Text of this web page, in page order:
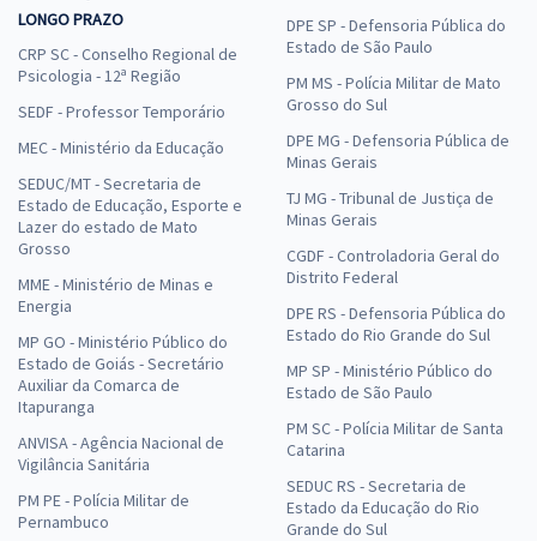
LONGO PRAZO
CRP SC - Conselho Regional de
Psicologia - 12ª Região
SEDF - Professor Temporário
MEC - Ministério da Educação
SEDUC/MT - Secretaria de
Estado de Educação, Esporte e
Lazer do estado de Mato
Grosso
MME - Ministério de Minas e
Energia
MP GO - Ministério Público do
Estado de Goiás - Secretário
Auxiliar da Comarca de
Itapuranga
ANVISA - Agência Nacional de
Vigilância Sanitária
PM PE - Polícia Militar de
Pernambuco
DPE SP - Defensoria Pública do
Estado de São Paulo
PM MS - Polícia Militar de Mato
Grosso do Sul
DPE MG - Defensoria Pública de
Minas Gerais
TJ MG - Tribunal de Justiça de
Minas Gerais
CGDF - Controladoria Geral do
Distrito Federal
DPE RS - Defensoria Pública do
Estado do Rio Grande do Sul
MP SP - Ministério Público do
Estado de São Paulo
PM SC - Polícia Militar de Santa
Catarina
SEDUC RS - Secretaria de
Estado da Educação do Rio
Grande do Sul